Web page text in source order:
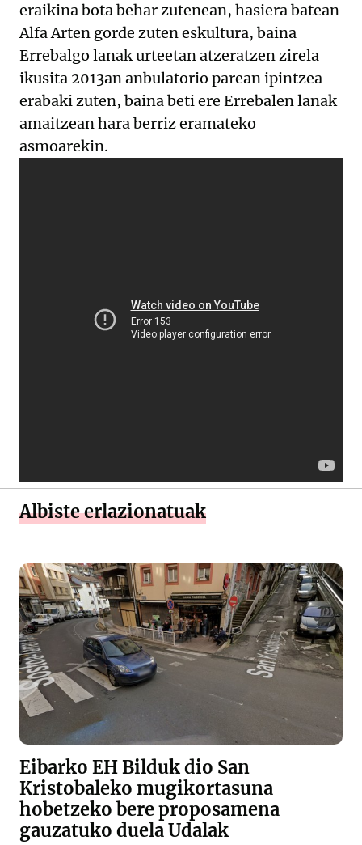
eraikina bota behar zutenean, hasiera batean
Alfa Arten gorde zuten eskultura, baina
Errebalgo lanak urteetan atzeratzen zirela
ikusita 2013an anbulatorio parean ipintzea
erabaki zuten, baina beti ere Errebalen lanak
amaitzean hara berriz eramateko
asmoarekin.
Albiste erlazionatuak
Eibarko EH Bilduk dio San
Kristobaleko mugikortasuna
hobetzeko bere proposamena
gauzatuko duela Udalak